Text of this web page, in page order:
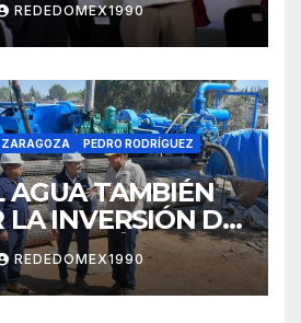
AL PROGRAMA
BACHEO
REDEDOMEX1990
PEDRO RODRÍGUEZ
AGUA TAMBIÉN
LA INVERSIÓN DE
ATIZAPÁN
REDEDOMEX1990